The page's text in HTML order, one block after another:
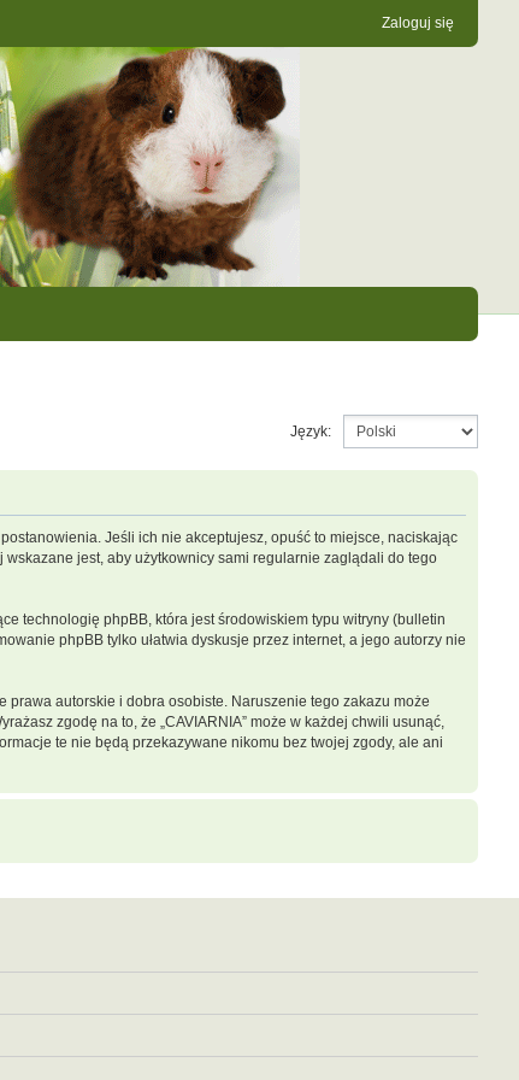
Zaloguj się
Język:
postanowienia. Jeśli ich nie akceptujesz, opuść to miejsce, naciskając
jest, aby użytkownicy sami regularnie zaglądali do tego
technologię phpBB, która jest środowiskiem typu witryny (bulletin
phpBB tylko ułatwia dyskusje przez internet, a jego autorzy nie
autorskie i dobra osobiste. Naruszenie tego zakazu może
zgodę na to, że „CAVIARNIA” może w każdej chwili usunąć,
te nie będą przekazywane nikomu bez twojej zgody, ale ani